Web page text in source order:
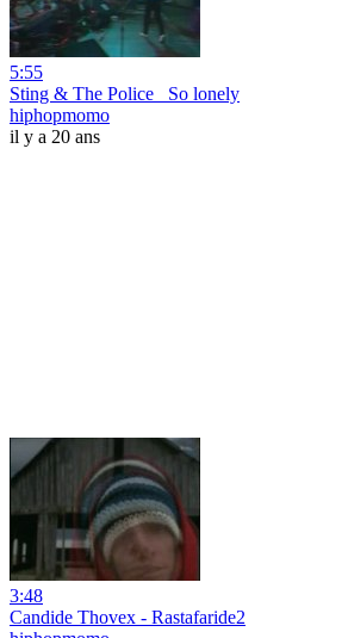
5:55
Sting & The Police _So lonely
hiphopmomo
il y a 20 ans
3:48
Candide Thovex - Rastafaride2